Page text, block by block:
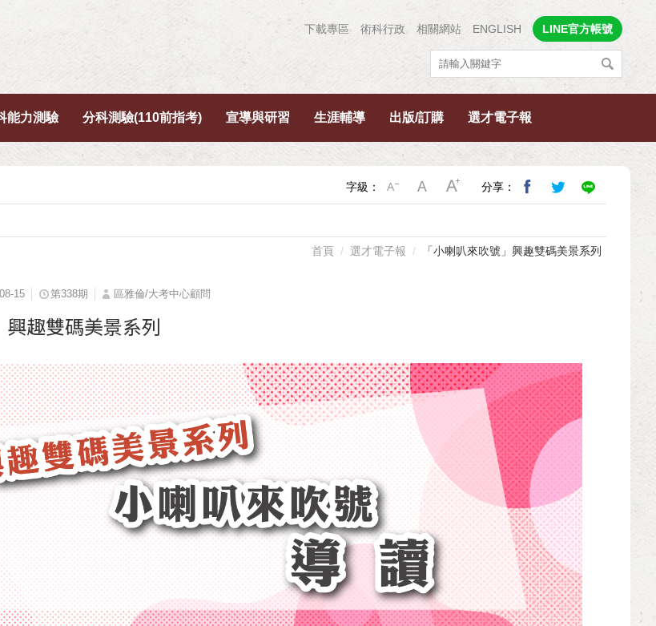
下載專區 術科行政 相關網站 ENGLISH LINE官方帳號
能力測驗 分科測驗(110前指考) 宣導與研習 生涯輔導 出版/訂購 選才電子報
字級： 分享：
首頁 選才電子報 「小喇叭來吹號」興趣雙碼美景系列
15 第338期 區雅倫/大考中心顧問
興趣雙碼美景系列